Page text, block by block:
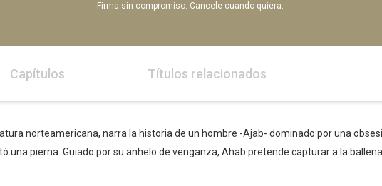
Firma sin compromiso. Cancele cuando quiera.
Capítulos Títulos relacionados
norteamericana, narra la historia de un hombre -Ajab- dominado por una
una pierna. Guiado por su anhelo de venganza, Ahab pretende capturar a la